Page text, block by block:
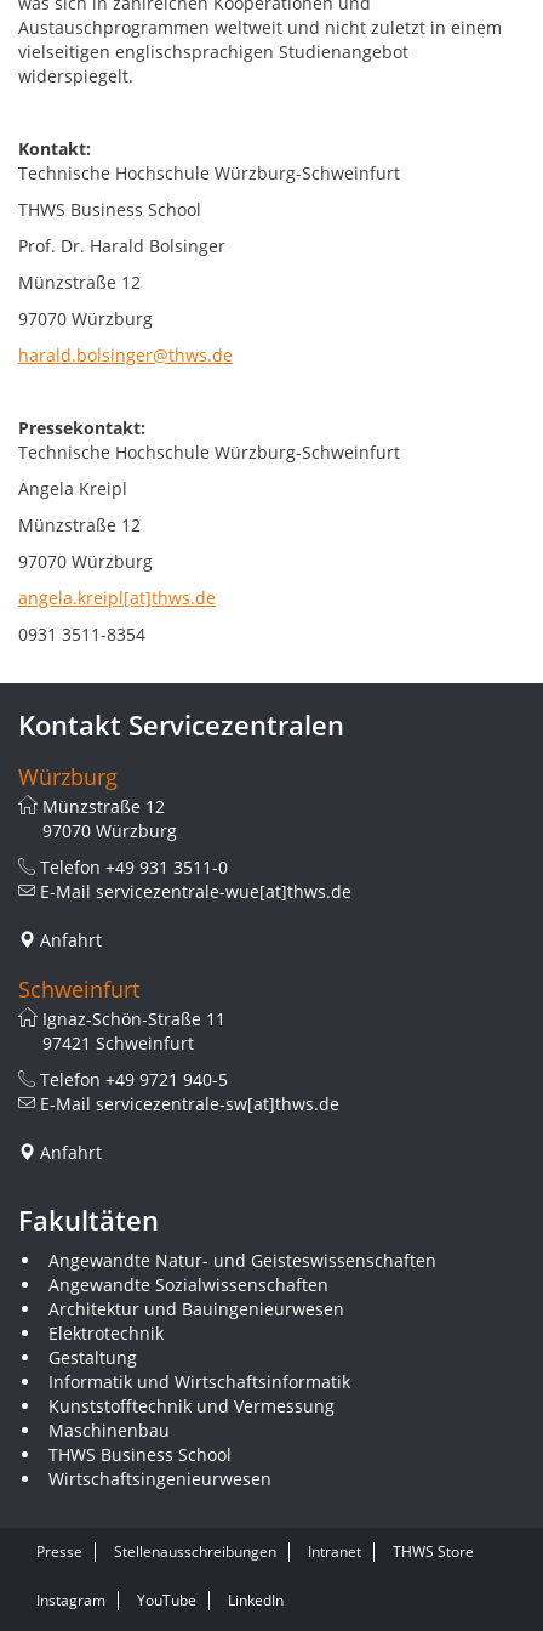
Austauschprogrammen weltweit und nicht zuletzt in einem
vielseitigen englischsprachigen Studienangebot
widerspiegelt.
Kontakt:
Technische Hochschule Würzburg-Schweinfurt
THWS Business School
Prof. Dr. Harald Bolsinger
Münzstraße 12
97070 Würzburg
harald.bolsinger@thws.de
Pressekontakt:
Technische Hochschule Würzburg-Schweinfurt
Angela Kreipl
Münzstraße 12
97070 Würzburg
angela.kreipl[at]thws.de
0931 3511-8354
Kontakt Servicezentralen
Würzburg
Münzstraße 12
97070 Würzburg
Telefon +49 931 3511-0
E-Mail servicezentrale-wue[at]thws.de
Anfahrt
Schweinfurt
Ignaz-Schön-Straße 11
97421 Schweinfurt
Telefon +49 9721 940-5
E-Mail servicezentrale-sw[at]thws.de
Anfahrt
Fakultäten
Angewandte Natur- und Geisteswissenschaften
Angewandte Sozialwissenschaften
Architektur und Bauingenieurwesen
Elektrotechnik
Gestaltung
Informatik und Wirtschaftsinformatik
Kunststofftechnik und Vermessung
Maschinenbau
THWS Business School
Wirtschaftsingenieurwesen
Presse Stellenausschreibungen Intranet THWS Store
Instagram YouTube LinkedIn